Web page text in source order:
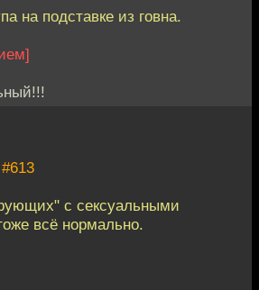
на подставке из говна.
#613
с сексуальными
всё нормально.